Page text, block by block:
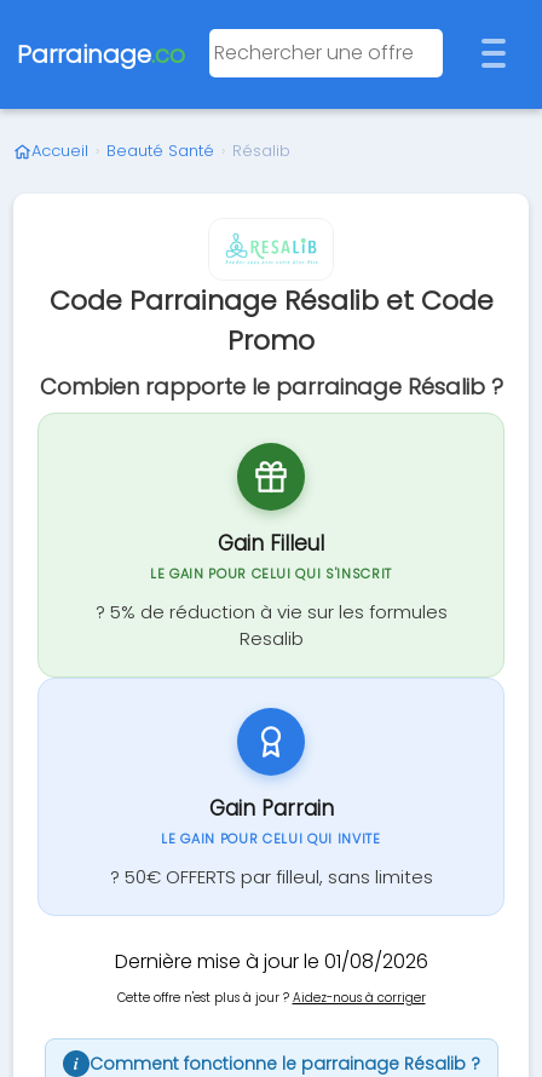
Parrainage.co
Accueil › Beauté Santé › Résalib
Code Parrainage Résalib et Code
Promo
Combien rapporte le parrainage Résalib ?
Gain Filleul
LE GAIN POUR CELUI QUI S'INSCRIT
? 5% de réduction à vie sur les formules
Resalib
Gain Parrain
LE GAIN POUR CELUI QUI INVITE
? 50€ OFFERTS par filleul, sans limites
Dernière mise à jour le 01/08/2026
Cette offre n'est plus à jour ? Aidez-nous à corriger
i Comment fonctionne le parrainage Résalib ?